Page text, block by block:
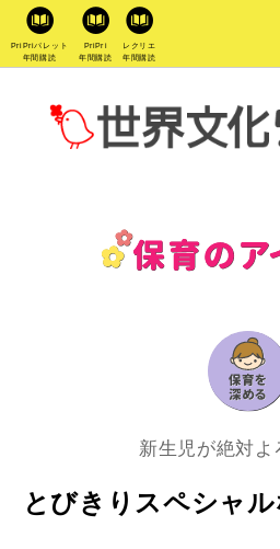
PriPriパレット
年間購読
PriPri
年間購読
レクリエ
年間購読
新生児が絶対よ
とびきりスペシャル